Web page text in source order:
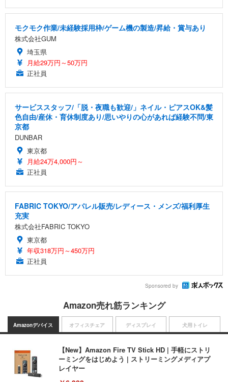
モクモク作業/未経験採用枠/ゲーム機の製造/昇給・賞与あり
株式会社GUM
埼玉県
月給29万円～50万円
正社員
サービススタッフ/「脱・夜職も歓迎/」ネイル・ピアスOK&髪
色自由/産休・育休制度あり/思いやりの心があれば経験不問/東
京都
DUNBAR
東京都
月給24万4,000円～
正社員
FABRIC TOKYO/アパレル販売/レディース・メンズ/福利厚生
充実
株式会社FABRIC TOKYO
東京都
年収318万円～450万円
正社員
Sponsored by
Amazon売れ筋ランキング
Amazonデバイス
【New】Amazon Fire TV Stick HD | 手軽にストリ
ーミングをはじめよう | ストリーミングメディアプ
レイヤー
オフィスチェア ディスプレイ 犬用トイレ